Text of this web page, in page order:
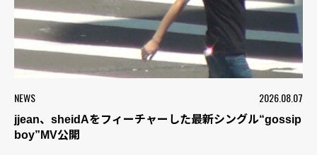
NEWS 2026.08.07
jjean、sheidAをフィーチャーした最新シングル“gossip
boy”MV公開